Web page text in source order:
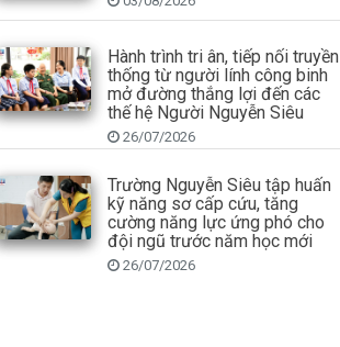
Hành trình tri ân, tiếp nối truyền
thống từ người lính công binh
mở đường thắng lợi đến các
thế hệ Người Nguyễn Siêu
26/07/2026
Trường Nguyễn Siêu tập huấn
kỹ năng sơ cấp cứu, tăng
cường năng lực ứng phó cho
đội ngũ trước năm học mới
26/07/2026